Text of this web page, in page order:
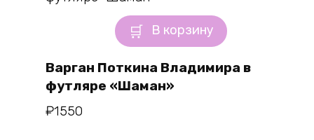
В корзину
Варган Поткина Владимира в
футляре «Шаман»
₽1550